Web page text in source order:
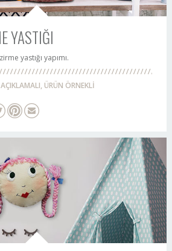
YASTIĞI
yastığı yapımı.
ÜRÜN ÖRNEKLİ